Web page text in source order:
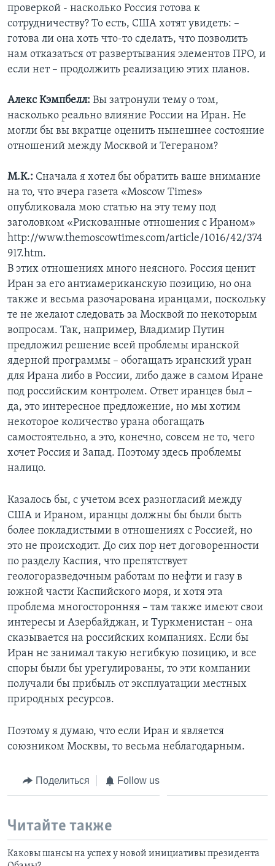
проверкой - насколько Россия готова к
сотрудничеству? То есть, США хотят увидеть: –
готова ли она хоть что-то сделать, что позволить
нам отказаться от развертывания элементов ПРО, и
если нет – продолжить реализацию этих планов.
Алекс Кэмпбелл: Вы затронули тему о том,
насколько реально влияние России на Иран. Не
могли бы вы вкратце оценить нынешнее состояние
отношений между Москвой и Тегераном?
М.К.: Сначала я хотел бы обратить ваше внимание
на то, что вчера газета «Moscow Times»
опубликовала мою статью на эту тему под
заголовком «Рискованные отношения с Ираном»
http://www.themoscowtimes.com/article/1016/42/374
917.htm.
В этих отношениях много неясного. Россия ценит
Иран за его антиамериканскую позицию, но она
также и весьма разочарована иранцами, поскольку
те не желают следовать за Москвой по некоторым
вопросам. Так, например, Владимир Путин
предложил решение всей проблемы иранской
ядерной программы – обогащать иранский уран
для Ирана либо в России, либо даже в самом Иране
под российским контролем. Ответ иранцев был –
да, это интересное предложение, но мы хотим
некоторое количество урана обогащать
самостоятельно, а это, конечно, совсем не то, чего
хочет Россия и Запад. Поэтому здесь проблемы
налицо.
Казалось бы, с учетом всех разногласий между
США и Ираном, иранцы должны бы были быть
более покладистыми в отношениях с Россией, но
это не происходит. До сих пор нет договоренности
по разделу Каспия, что препятствует
геологоразведочным работам по нефти и газу в
южной части Каспийского моря, и хотя эта
проблема многосторонняя – там также имеют свои
интересы и Азербайджан, и Туркменистан – она
сказывается на российских компаниях. Если бы
Иран не занимал такую негибкую позицию, и все
споры были бы урегулированы, то эти компании
получали бы прибыль от эксплуатации местных
природных ресурсов.
Поэтому я думаю, что если Иран и является
союзником Москвы, то весьма неблагодарным.
Поделиться Follow us
Читайте также
Каковы шансы на успех у новой инициативы президента